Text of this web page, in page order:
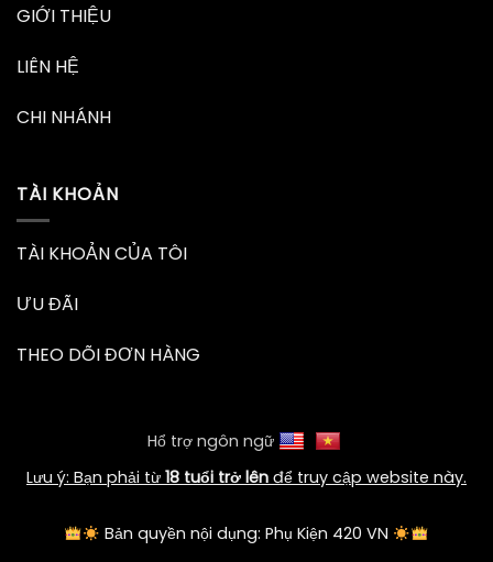
GIỚI THIỆU
LIÊN HỆ
CHI NHÁNH
TÀI KHOẢN
TÀI KHOẢN CỦA TÔI
ƯU ĐÃI
THEO DÕI ĐƠN HÀNG
Hổ trợ ngôn ngữ
Lưu ý: Bạn phải từ 18 tuổi trở lên để truy cập website này.
Bản quyền nội dụng: Phụ Kiện 420 VN